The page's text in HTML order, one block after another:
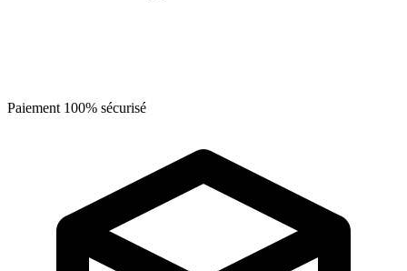
Paiement 100% sécurisé